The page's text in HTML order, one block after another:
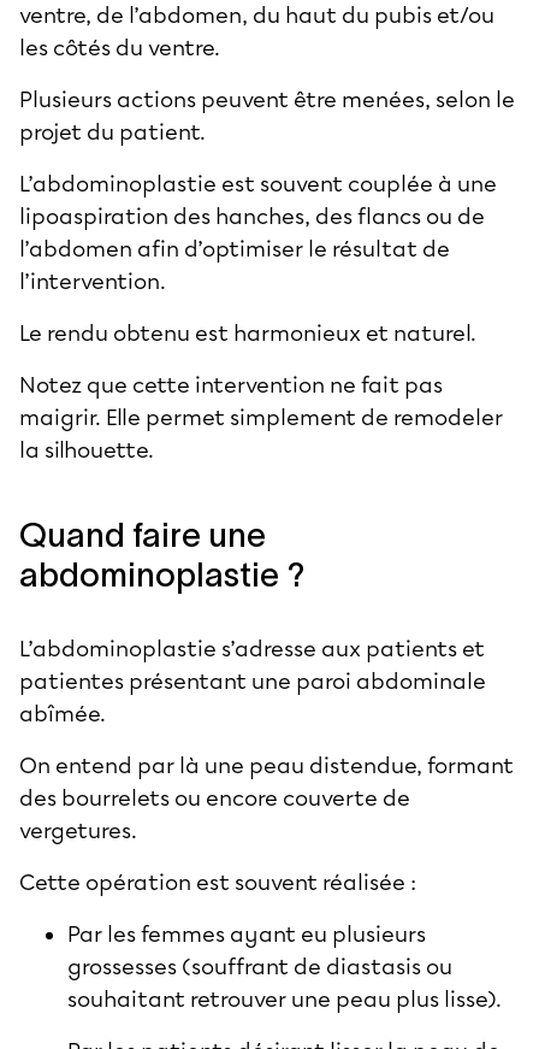
ventre, de l’abdomen, du haut du pubis et/ou
les côtés du ventre.
Plusieurs actions peuvent être menées, selon le
projet du patient.
L’abdominoplastie est souvent couplée à une
lipoaspiration des hanches, des flancs ou de
l’abdomen afin d’optimiser le résultat de
l’intervention.
Le rendu obtenu est harmonieux et naturel.
Notez que cette intervention ne fait pas
maigrir. Elle permet simplement de remodeler
la silhouette.
Quand faire une
abdominoplastie ?
L’abdominoplastie s’adresse aux patients et
patientes présentant une paroi abdominale
abîmée.
On entend par là une peau distendue, formant
des bourrelets ou encore couverte de
vergetures.
Cette opération est souvent réalisée :
Par les femmes ayant eu plusieurs
grossesses (souffrant de diastasis ou
souhaitant retrouver une peau plus lisse).